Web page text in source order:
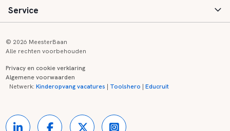
Voortgezet onderwijs
Kinderopvang
Vacatures
Zij-instroom informatie
Inloggen
Registreren
Service
Onderwijs links
© 2026 MeesterBaan
Alle rechten voorbehouden
Privacy en cookie verklaring
Algemene voorwaarden
Netwerk:Kinderopvang vacatures | Toolshero |Educruit